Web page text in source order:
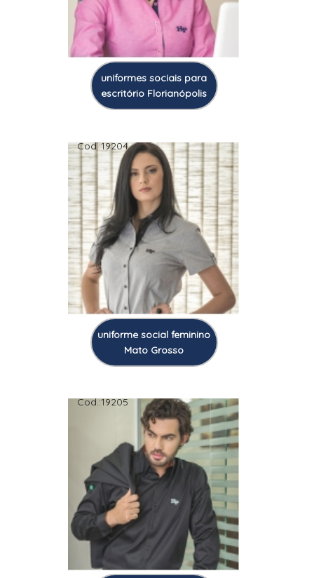
uniformes sociais para
escritório Florianópolis
Cod.:19204
uniforme social feminino
Mato Grosso
Cod.:19205